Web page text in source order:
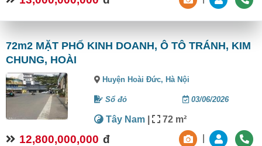
72m2 MẶT PHỐ KINH DOANH, Ô TÔ TRÁNH, KIM
CHUNG, HOÀI
Huyện Hoài Đức,Hà Nội
Sổ đỏ 03/06/2026
Tây Nam | 72 m²
12,800,000,000 đ